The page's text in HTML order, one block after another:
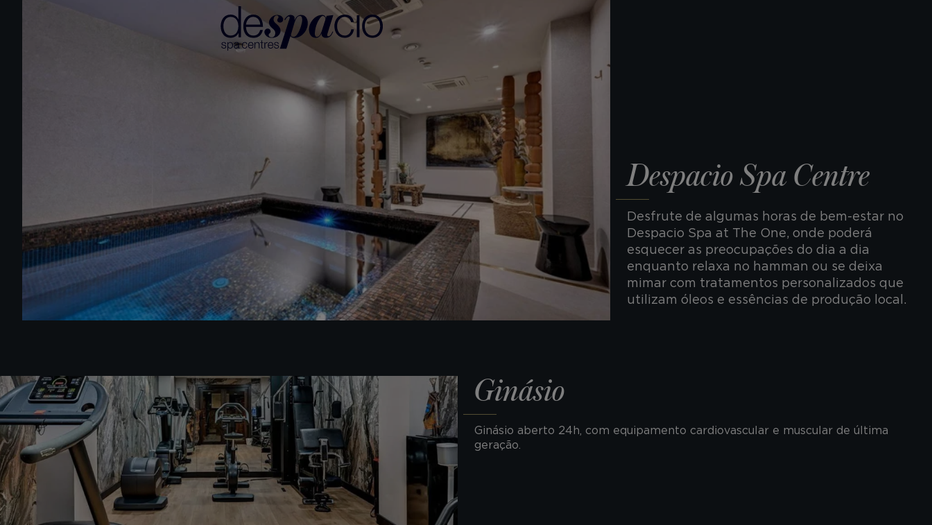
Despacio Spa Centre
Desfrute de algumas horas de bem-estar no
Despacio Spa at The One, onde poderá
esquecer as preocupações do dia a dia
enquanto relaxa no hamman ou se deixa
mimar com tratamentos personalizados que
utilizam óleos e essências de produção local.
Ginásio
​Ginásio aberto 24h, com equipamento cardiovascular e muscular de última
geração. ​